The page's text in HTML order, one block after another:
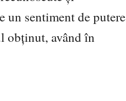
un sentiment de putere
obținut, având în